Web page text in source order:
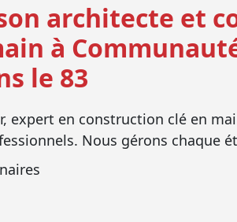
architecte et
à
le 83
expert en construction clé en
Nous gérons chaque